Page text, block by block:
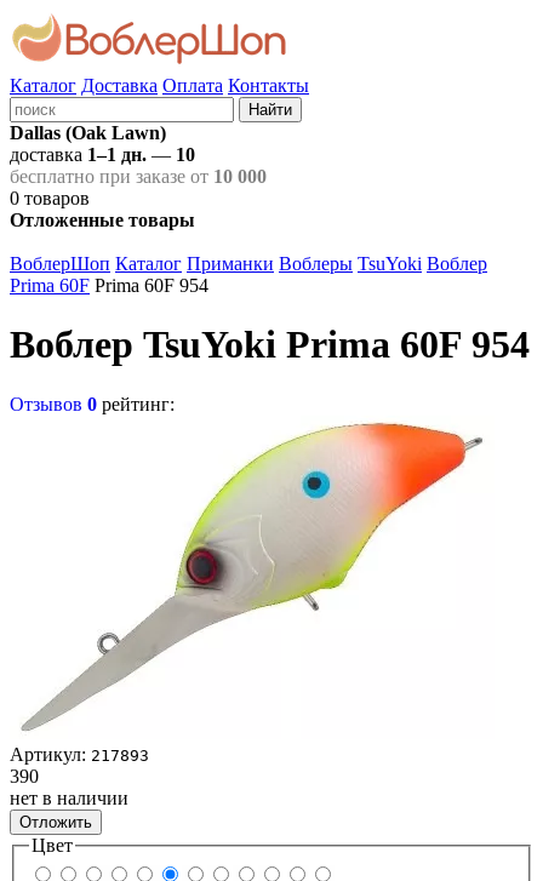
Каталог Доставка Оплата Контакты
Найти
Dallas (Oak Lawn)
доставка 1–1 дн. — 10
бесплатно при заказе от 10 000
0 товаров
Отложенные товары
ВоблерШоп Каталог Приманки Воблеры TsuYoki Воблер
Prima 60F Prima 60F 954
Воблер TsuYoki Prima 60F 954
Отзывов 0 рейтинг:
Артикул: 217893
390
нет в наличии
Отложить
Цвет